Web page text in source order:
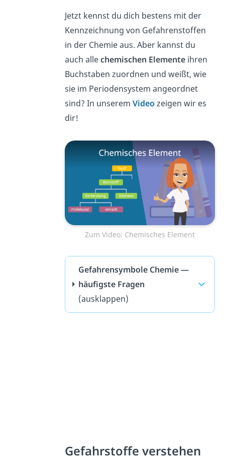
Jetzt kennst du dich bestens mit der
Kennzeichnung von Gefahrenstoffen
in der Chemie aus. Aber kannst du
auch allechemischen Elemente ihren
Buchstaben zuordnen und weißt, wie
sie im Periodensystem angeordnet
sind? In unseremVideozeigen wir es
dir!
Zum Video: Chemisches Element
Gefahrensymbole Chemie —
häufigste Fragen
(ausklappen)
Gefahrstoffe verstehen